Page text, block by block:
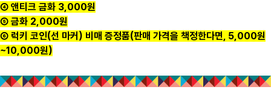
④ 앤티크 금화 3,000원
⑤ 금화 2,000원
⑥ 럭키 코인(선 마커) 비매 증정품(판매 가격을 책정한다면, 5,000원
~10,000원)